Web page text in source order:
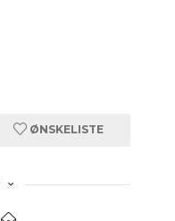
ØNSKELISTE